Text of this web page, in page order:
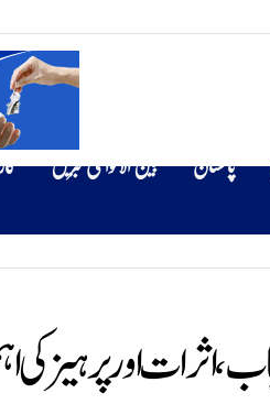
پاکستان بین الاقوامی خبریں
اثرات اور پرہیز کی